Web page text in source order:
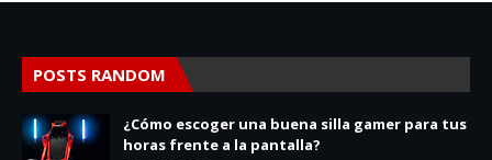
POSTS RANDOM
¿Cómo escoger una buena silla gamer para tus
horas frente a la pantalla?